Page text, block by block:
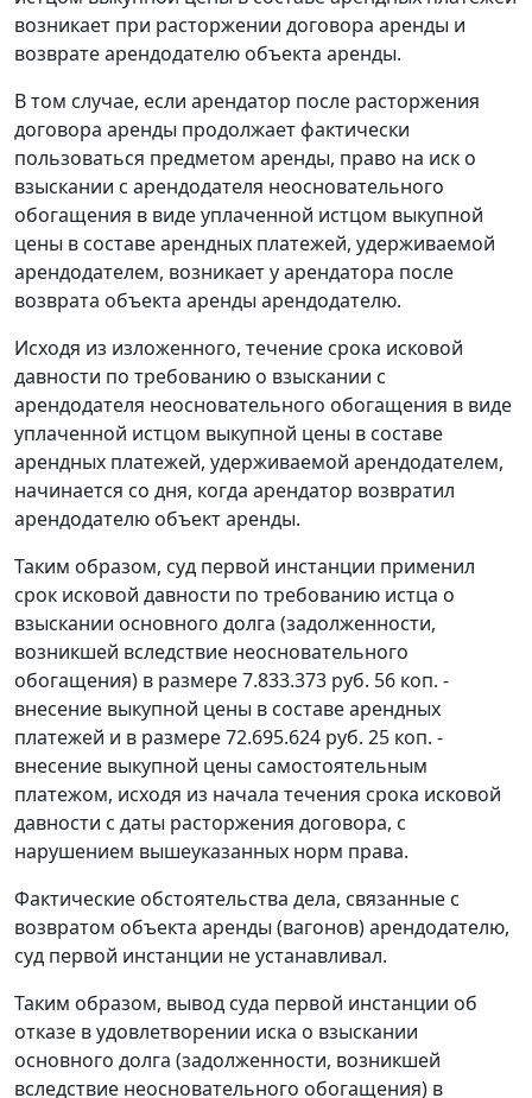
возникает при расторжении договора аренды и
возврате арендодателю объекта аренды.
В том случае, если арендатор после расторжения
договора аренды продолжает фактически
пользоваться предметом аренды, право на иск о
взыскании с арендодателя неосновательного
обогащения в виде уплаченной истцом выкупной
цены в составе арендных платежей, удерживаемой
арендодателем, возникает у арендатора после
возврата объекта аренды арендодателю.
Исходя из изложенного, течение срока исковой
давности по требованию о взыскании с
арендодателя неосновательного обогащения в виде
уплаченной истцом выкупной цены в составе
арендных платежей, удерживаемой арендодателем,
начинается со дня, когда арендатор возвратил
арендодателю объект аренды.
Таким образом, суд первой инстанции применил
срок исковой давности по требованию истца о
взыскании основного долга (задолженности,
возникшей вследствие неосновательного
обогащения) в размере 7.833.373 руб. 56 коп. -
внесение выкупной цены в составе арендных
платежей и в размере 72.695.624 руб. 25 коп. -
внесение выкупной цены самостоятельным
платежом, исходя из начала течения срока исковой
давности с даты расторжения договора, с
нарушением вышеуказанных норм права.
Фактические обстоятельства дела, связанные с
возвратом объекта аренды (вагонов) арендодателю,
суд первой инстанции не устанавливал.
Таким образом, вывод суда первой инстанции об
отказе в удовлетворении иска о взыскании
основного долга (задолженности, возникшей
вследствие неосновательного обогащения) в